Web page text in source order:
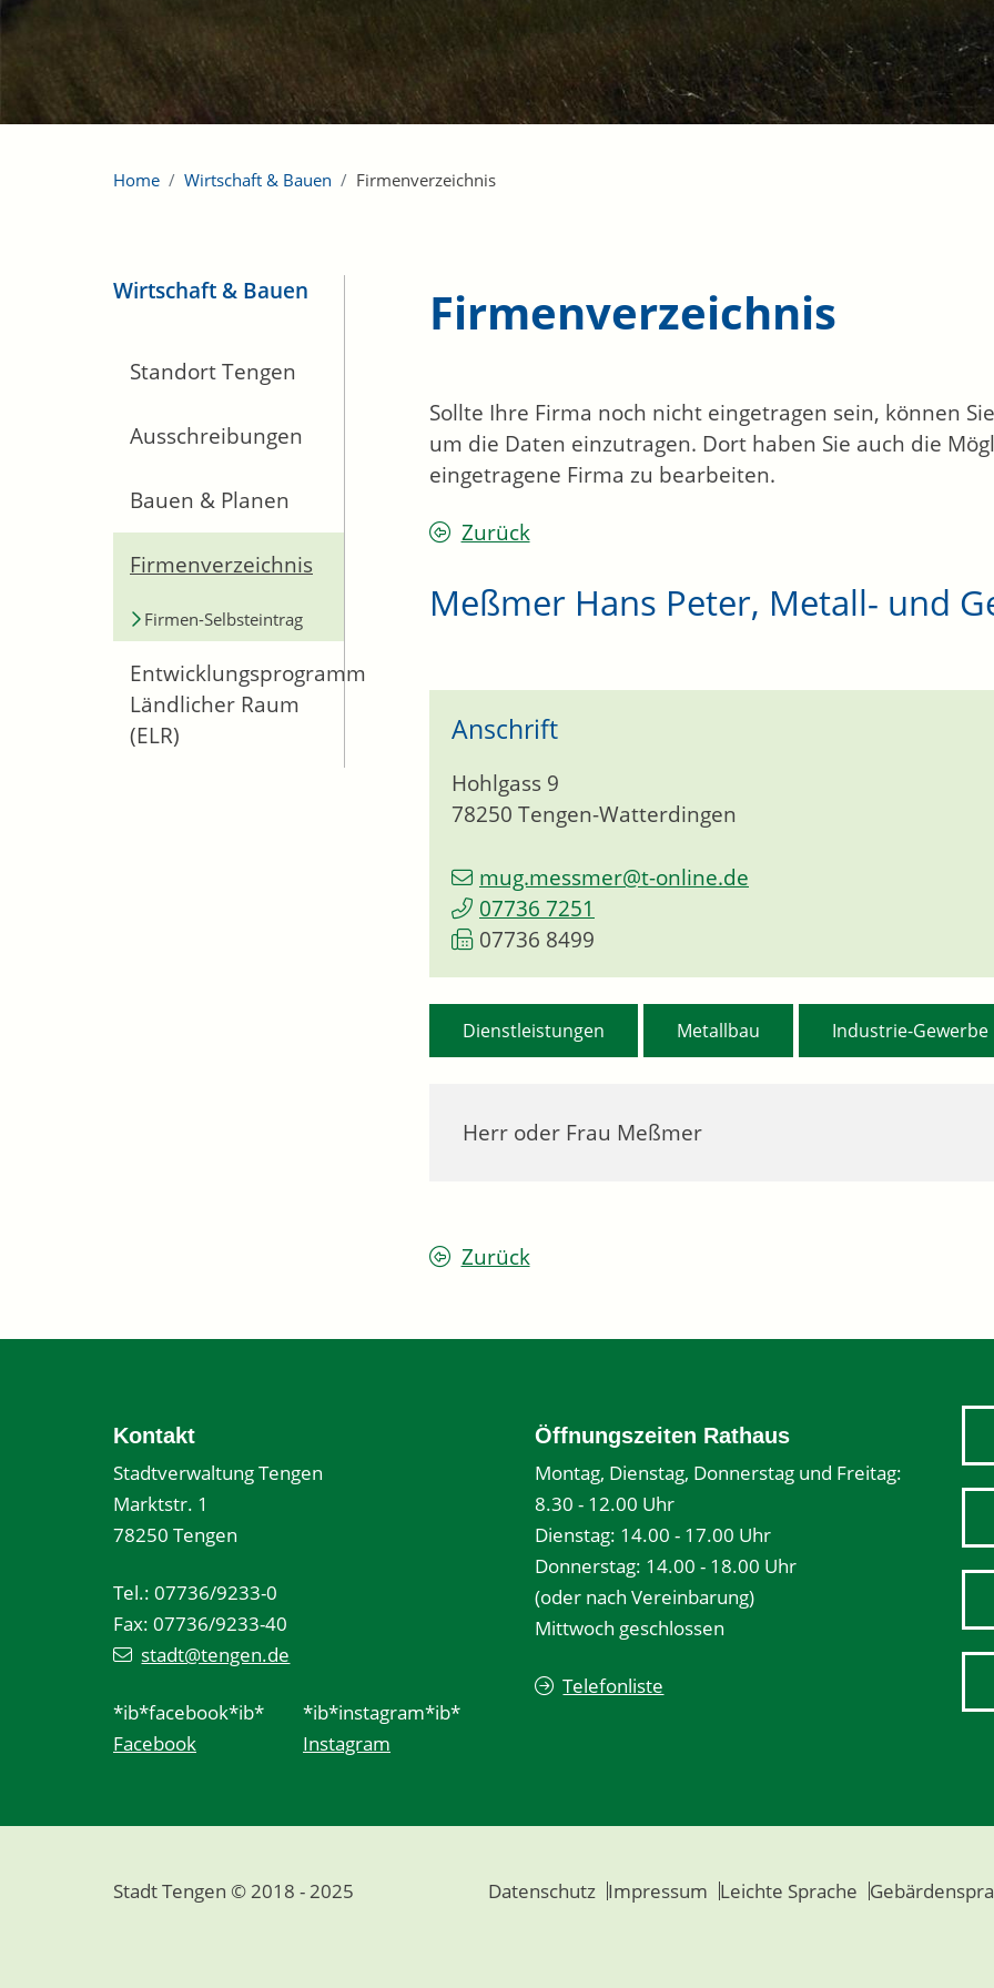
Home Wirtschaft & Bauen Firmenverzeichnis
Wirtschaft & Bauen
Standort Tengen
Ausschreibungen
Bauen & Planen
Firmenverzeichnis
Firmen-Selbsteintrag
Entwicklungsprogramm
Ländlicher Raum
(ELR)
Firmenverzeichnis
Sollte Ihre Firma noch nicht eingetragen sein, können
um die Daten einzutragen. Dort haben Sie auch die
eingetragene Firma zu bearbeiten.
Zurück
Meßmer Hans Peter, Metall- und
Anschrift
Hohlgass 9
78250 Tengen-Watterdingen
mug.messmer@t-online.de
07736 7251
07736 8499
Herr oder Frau Meßmer
Dienstleistungen Metallbau Industrie-Gewerbe
Zurück
Kontakt
Stadtverwaltung Tengen
Marktstr. 1
78250 Tengen
Tel.: 07736/9233-0
Fax: 07736/9233-40
stadt@tengen.de
*ib*facebook*ib*
Facebook
*ib*instagram*ib*
Instagram
Öffnungszeiten Rathaus
Montag, Dienstag, Donnerstag und Freitag:
8.30 - 12.00 Uhr
Dienstag: 14.00 - 17.00 Uhr
Donnerstag: 14.00 - 18.00 Uhr
(oder nach Vereinbarung)
Mittwoch geschlossen
Telefonliste
Stadt Tengen © 2018 - 2025 Datenschutz Impressum Leichte Sprache